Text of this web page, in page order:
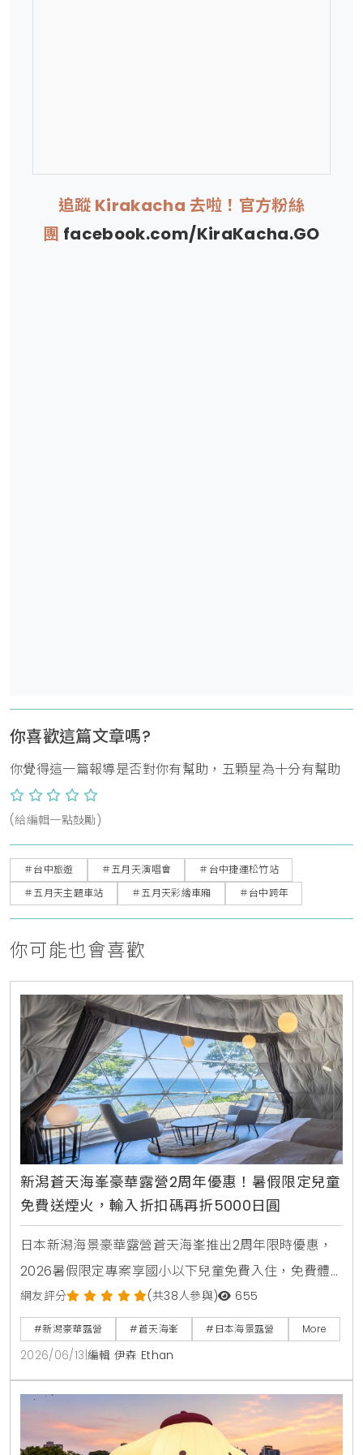
追蹤 Kirakacha 去啦！官方粉絲
團 facebook.com/KiraKacha.GO
你喜歡這篇文章嗎?
你覺得這一篇報導是否對你有幫助，五顆星為十分有幫助
(給編輯一點鼓勵)
＃台中旅遊 ＃五月天演唱會
＃台中捷運松竹站
＃五月天主題車站
＃五月天彩繪車廂 ＃台中跨年
你可能也會喜歡
新潟蒼天海峯豪華露營2周年優惠！暑假限定兒童
免費送煙火，輸入折扣碼再折5000日圓
日本新潟海景豪華露營蒼天海峯推出2周年限時優惠，
2026暑假限定專案享國小以下兒童免費入住，免費體
驗日本煙火與撈水球，享受私人海景三溫暖與新潟在地
頂級烤肉。
網友評分 (共38人參與) 655
#新潟豪華露營 #蒼天海峯 #日本海景露營 More
2026/06/13 編輯 伊森 Ethan